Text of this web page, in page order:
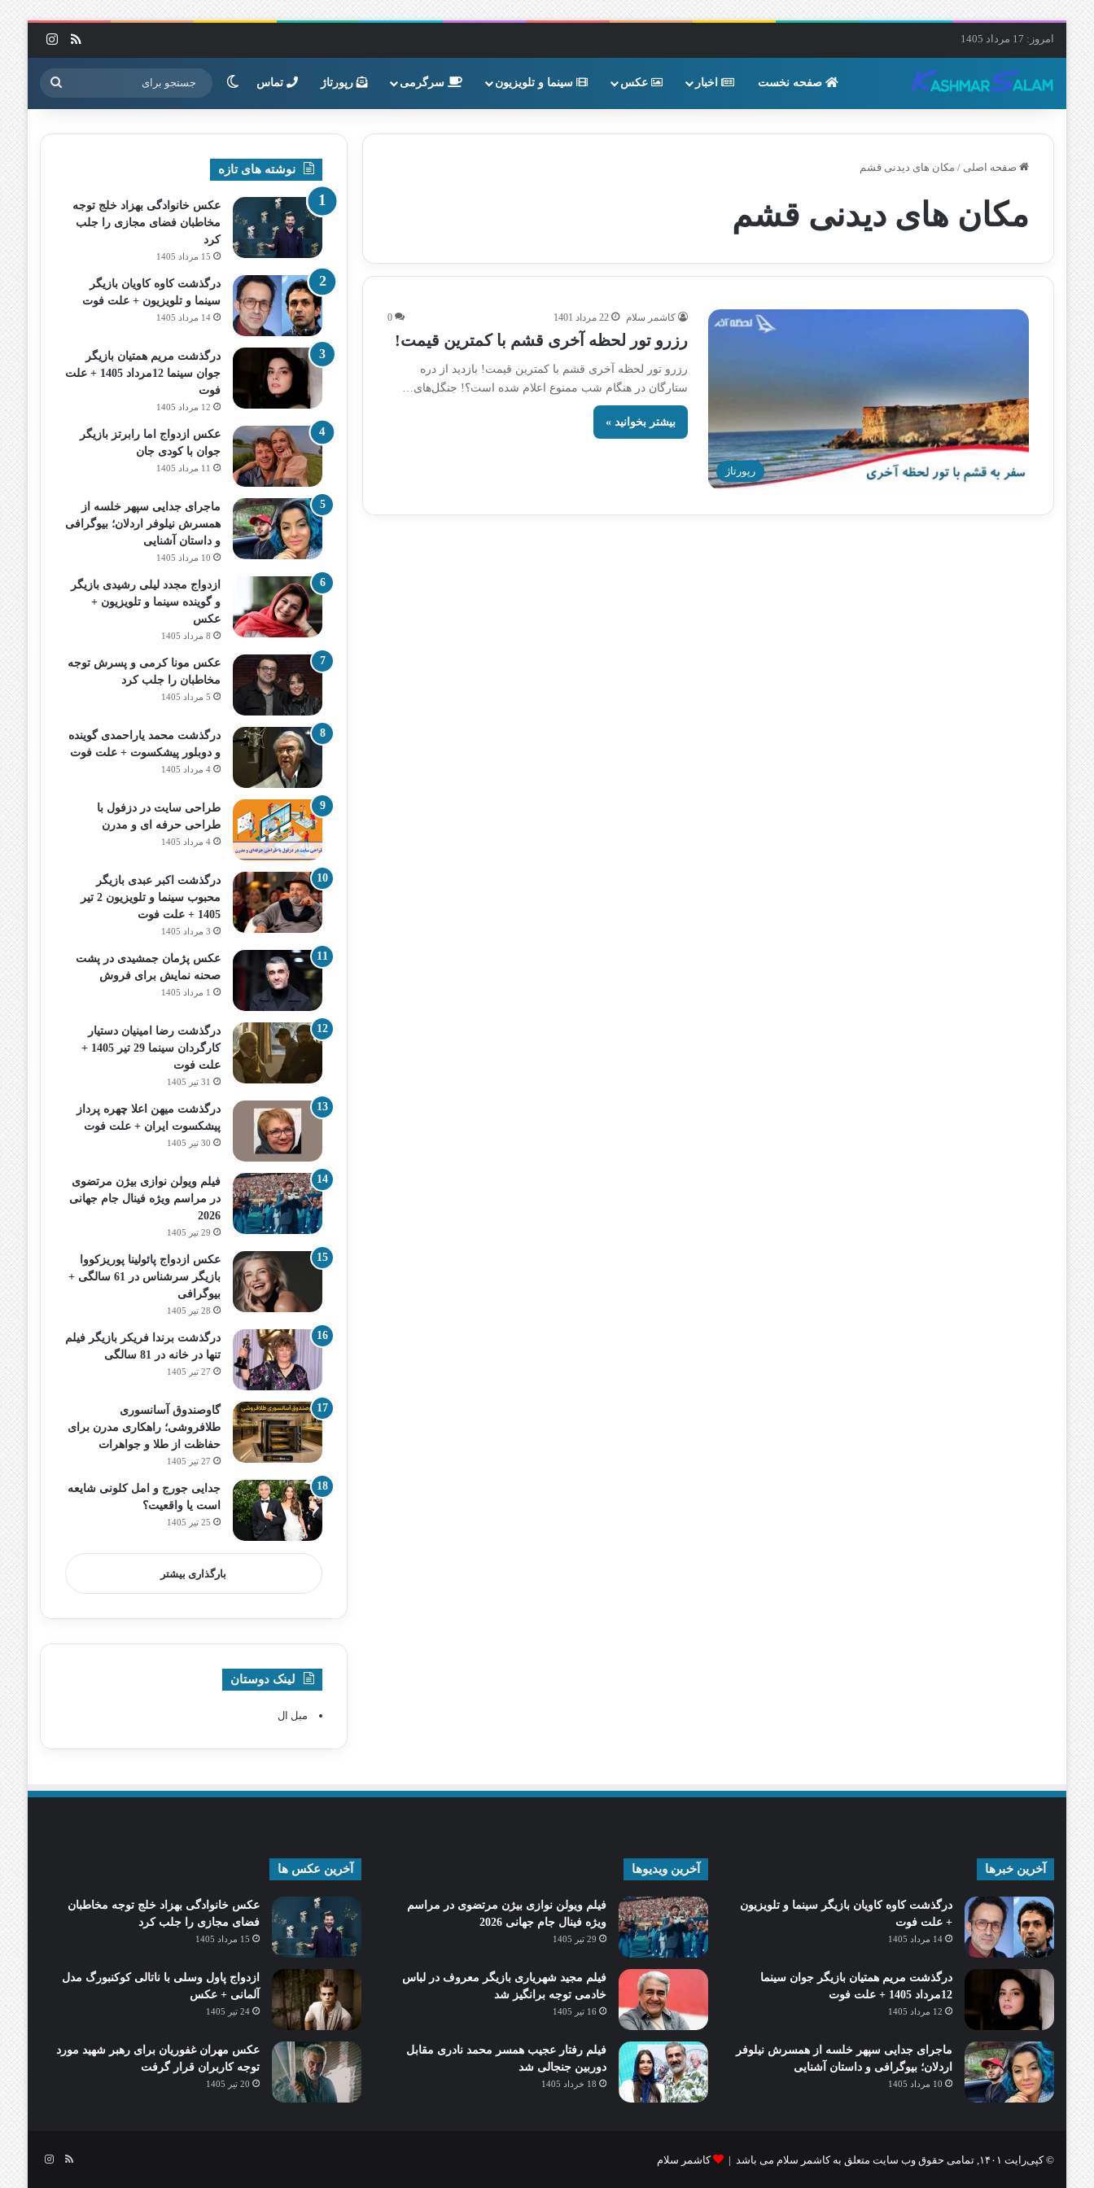
امروز: 17 مرداد 1405 خوراک
صفحه نخست اخبار عکس سینما و تلویزیون سرگرمی رپورتاژ تماس تغییر پوسته جستجو
برای
صفحه اصلی / مکان های دیدنی قشم
مکان های دیدنی قشم
رپورتاژ
کاشمر سلام 22 مرداد 1401 0
رزرو تور لحظه آخری قشم با کمترین قیمت!
رزرو تور لحظه آخری قشم با کمترین قیمت! بازدید از دره
ستارگان در هنگام شب ممنوع اعلام شده است؟! جنگل‌های…
بیشتر بخوانید »
نوشته های تازه
عکس خانوادگی بهزاد خلج توجه
مخاطبان فضای مجازی را جلب
کرد
15 مرداد 1405
درگذشت کاوه کاویان بازیگر
سینما و تلویزیون + علت فوت
14 مرداد 1405
درگذشت مریم همتیان بازیگر
جوان سینما 12مرداد 1405 + علت
فوت
12 مرداد 1405
عکس ازدواج اما رابرتز بازیگر
جوان با کودی جان
11 مرداد 1405
ماجرای جدایی سپهر خلسه از
همسرش نیلوفر اردلان؛ بیوگرافی
و داستان آشنایی
10 مرداد 1405
ازدواج مجدد لیلی رشیدی بازیگر
و گوینده سینما و تلویزیون +
عکس
8 مرداد 1405
عکس مونا کرمی و پسرش توجه
مخاطبان را جلب کرد
5 مرداد 1405
درگذشت محمد یاراحمدی گوینده
و دوبلور پیشکسوت + علت فوت
4 مرداد 1405
طراحی سایت در دزفول با
طراحی حرفه‌ ای و مدرن
4 مرداد 1405
درگذشت اکبر عبدی بازیگر
محبوب سینما و تلویزیون 2 تیر
1405 + علت فوت
3 مرداد 1405
عکس پژمان جمشیدی در پشت
صحنه نمایش برای فروش
1 مرداد 1405
درگذشت رضا امینیان دستیار
کارگردان سینما 29 تیر 1405 +
علت فوت
31 تیر 1405
درگذشت میهن اعلا چهره پرداز
پیشکسوت ایران + علت فوت
30 تیر 1405
فیلم ویولن نوازی بیژن مرتضوی
در مراسم ویژه فینال جام جهانی
2026
29 تیر 1405
عکس ازدواج پائولینا پوریزکووا
بازیگر سرشناس در 61 سالگی +
بیوگرافی
28 تیر 1405
درگذشت برندا فریکر بازیگر فیلم
تنها در خانه در 81 سالگی
27 تیر 1405
گاوصندوق آسانسوری
طلافروشی؛ راهکاری مدرن برای
حفاظت از طلا و جواهرات
27 تیر 1405
جدایی جورج و امل کلونی شایعه
است یا واقعیت؟
25 تیر 1405
بارگذاری بیشتر
لینک دوستان
مبل ال
آخرین خبرها
درگذشت کاوه کاویان بازیگر سینما و تلویزیون
+ علت فوت
14 مرداد 1405
درگذشت مریم همتیان بازیگر جوان سینما
12مرداد 1405 + علت فوت
12 مرداد 1405
ماجرای جدایی سپهر خلسه از همسرش نیلوفر
اردلان؛ بیوگرافی و داستان آشنایی
10 مرداد 1405
آخرین ویدیوها
فیلم ویولن نوازی بیژن مرتضوی در مراسم
ویژه فینال جام جهانی 2026
29 تیر 1405
فیلم مجید شهریاری بازیگر معروف در لباس
خادمی توجه برانگیز شد
16 تیر 1405
فیلم رفتار عجیب همسر محمد نادری مقابل
دوربین جنجالی شد
18 خرداد 1405
آخرین عکس ها
عکس خانوادگی بهزاد خلج توجه مخاطبان
فضای مجازی را جلب کرد
15 مرداد 1405
ازدواج پاول وسلی با ناتالی کوکنبورگ مدل
آلمانی + عکس
24 تیر 1405
عکس مهران غفوریان برای رهبر شهید مورد
توجه کاربران قرار گرفت
20 تیر 1405
© کپی‌رایت ۱۴۰۱, تمامی حقوق وب سایت متعلق به کاشمر سلام می باشد | کاشمر سلام خوراکاینستاگرام